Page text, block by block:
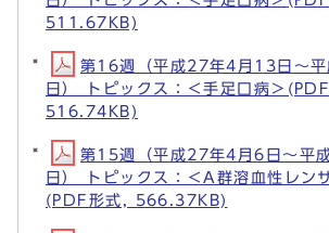
511.67KB)
第16週（平成27年4月13日～
日） トピックス：＜手足口病＞(PDF
516.74KB)
第15週（平成27年4月6日～平
日） トピックス：＜A群溶血性レン
(PDF形式, 566.37KB)